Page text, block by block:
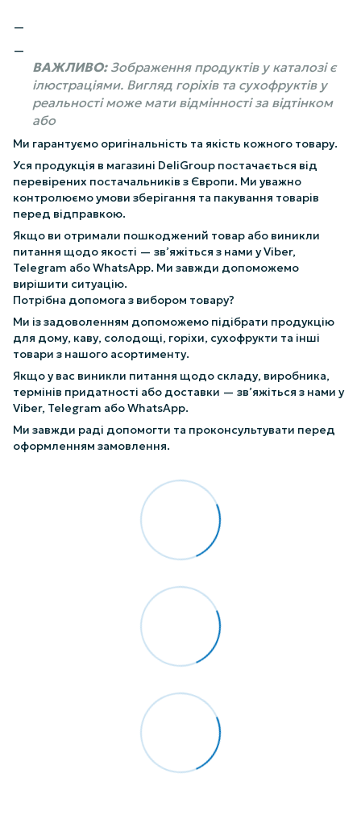
ВАЖЛИВО:Зображення продуктів у каталозі є
ілюстраціями. Вигляд горіхів та сухофруктів у
реальності може мати відмінності за відтінком
або
Ми гарантуємо оригінальність та якість кожного товару.
Уся продукція в магазині DeliGroup постачається від
перевірених постачальників з Європи. Ми уважно
контролюємо умови зберігання та пакування товарів
перед відправкою.
Якщо ви отримали пошкоджений товар або виникли
питання щодо якості — зв’яжіться з нами у Viber,
Telegram або WhatsApp. Ми завжди допоможемо
вирішити ситуацію.
Потрібна допомога з вибором товару?
Ми із задоволенням допоможемо підібрати продукцію
для дому, каву, солодощі, горіхи, сухофрукти та інші
товари з нашого асортименту.
Якщо у вас виникли питання щодо складу, виробника,
термінів придатності або доставки — зв’яжіться з нами у
Viber, Telegram або WhatsApp.
Ми завжди раді допомогти та проконсультувати перед
оформленням замовлення.